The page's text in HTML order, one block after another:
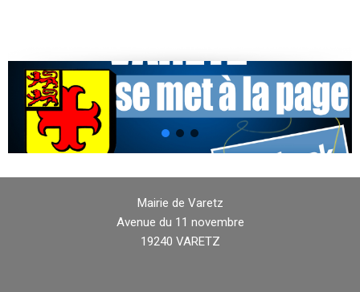
Mairie de Varetz
Avenue du 11 novembre
19240 VARETZ